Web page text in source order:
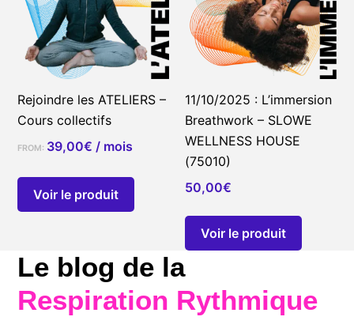
Rejoindre les ATELIERS –
Cours collectifs
FROM: 39,00€ / mois
Voir le produit
11/10/2025 : L’immersion
Breathwork – SLOWE
WELLNESS HOUSE
(75010)
50,00€
Voir le produit
Le blog de la
Respiration Rythmique